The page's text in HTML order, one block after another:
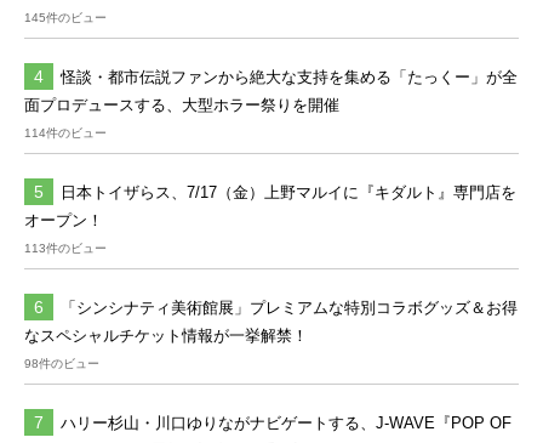
145件のビュー
怪談・都市伝説ファンから絶大な支持を集める「たっくー」が全
面プロデュースする、大型ホラー祭りを開催
114件のビュー
日本トイザらス、7/17（金）上野マルイに『キダルト』専門店を
オープン！
113件のビュー
「シンシナティ美術館展」プレミアムな特別コラボグッズ＆お得
なスペシャルチケット情報が一挙解禁！
98件のビュー
ハリー杉山・川口ゆりながナビゲートする、J-WAVE『POP OF